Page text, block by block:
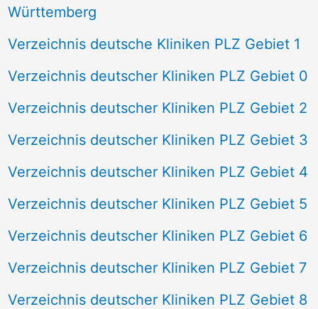
Württemberg
Verzeichnis deutsche Kliniken PLZ Gebiet 1
Verzeichnis deutscher Kliniken PLZ Gebiet 0
Verzeichnis deutscher Kliniken PLZ Gebiet 2
Verzeichnis deutscher Kliniken PLZ Gebiet 3
Verzeichnis deutscher Kliniken PLZ Gebiet 4
Verzeichnis deutscher Kliniken PLZ Gebiet 5
Verzeichnis deutscher Kliniken PLZ Gebiet 6
Verzeichnis deutscher Kliniken PLZ Gebiet 7
Verzeichnis deutscher Kliniken PLZ Gebiet 8